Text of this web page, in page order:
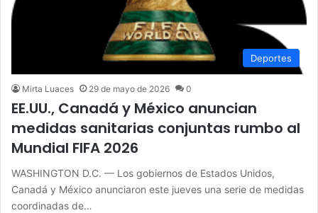
Deportes
Mirta Luaces 29 de mayo de 2026 0
EE.UU., Canadá y México anuncian
medidas sanitarias conjuntas rumbo al
Mundial FIFA 2026
WASHINGTON D.C. — Los gobiernos de Estados Unidos,
Canadá y México anunciaron este jueves una serie de medidas
coordinadas de…